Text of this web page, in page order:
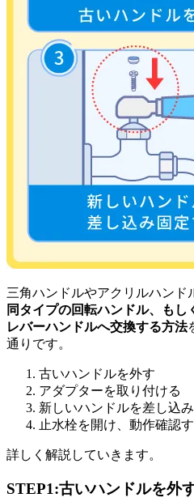
三角ハンドルやアクリルハンド
同タイプの回転ハンドル、も
レバーハンドルへ交換する方法
通りです。
古いハンドルを外す
アダプターを取り付ける
新しいハンドルを差し込
止水栓を開け、動作確認
詳しく解説していきます。
STEP1:古いハンドルを外